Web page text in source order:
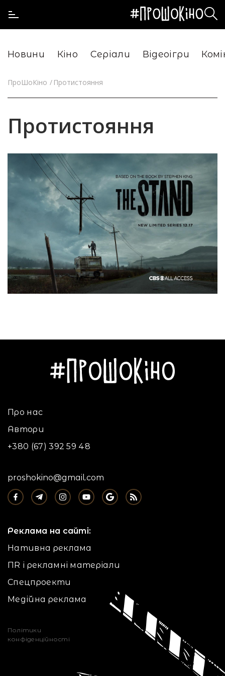
Новини Кіно Серіали Відеоігри
ПроШоКіно Протистояння
Протистояння
Про нас
Автори
+380 (67) 392 59 48
proshokino@gmail.com
Реклама на сайті:
Нативна реклама
ПR і рекламні матеріали
Спецпроекти
Медійна реклама
Політики
конфіденційності